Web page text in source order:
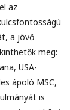
az
a jövő
meg:
USA-
ápoló MSC,
is